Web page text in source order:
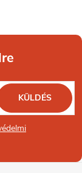
KÜLDÉS